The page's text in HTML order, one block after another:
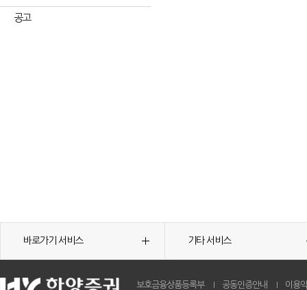
공고
바로가기 서비스 기타 서비스
보호금융상품등록부 공동인증안내 이용